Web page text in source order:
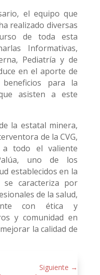
el equipo que
realizado diversas
de toda esta
Informativas,
Pediatría y de
en el aporte de
para la
asisten a este
la estatal minera,
de la CVG,
a todo el valiente
uno de los
establecidos en la
se caracteriza por
de la salud,
con ética y
y comunidad en
la calidad de
Siguiente →